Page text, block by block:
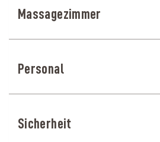
Massagezimmer
Personal
Sicherheit